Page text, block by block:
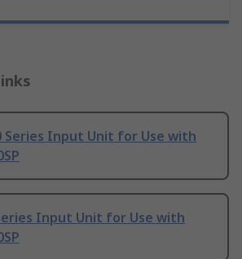
Series Input Unit for Use with
Input Unit for Use with